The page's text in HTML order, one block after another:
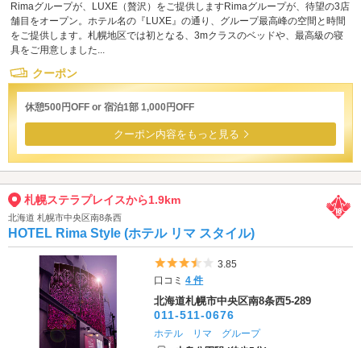
Rimaグループが、LUXE（贅沢）をご提供しますRimaグループが、待望の3店
舗目をオープン。ホテル名の『LUXE』の通り、グループ最高峰の空間と時間
をご提供します。札幌地区では初となる、3mクラスのベッドや、最高級の寝
具をご用意しました...
クーポン
休憩500円OFF or 宿泊1部 1,000円OFF
クーポン内容をもっと見る
札幌ステラプレイスから1.9km
北海道 札幌市中央区南8条西
HOTEL Rima Style (ホテル リマ スタイル)
5つ星のうち3.5
3.85
口コミ4 件
北海道札幌市中央区南8条西5-289
011-511-0676
ホテル リマ グループ